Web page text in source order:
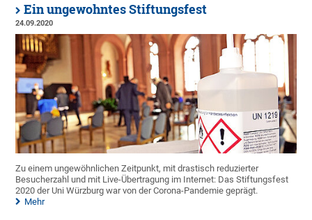
Ein ungewohntes Stiftungsfest
24.09.2020
Zu einem ungewöhnlichen Zeitpunkt, mit drastisch reduzierter
Besucherzahl und mit Live-Übertragung im Internet: Das Stiftungsfest
2020 der Uni Würzburg war von der Corona-Pandemie geprägt.
Mehr